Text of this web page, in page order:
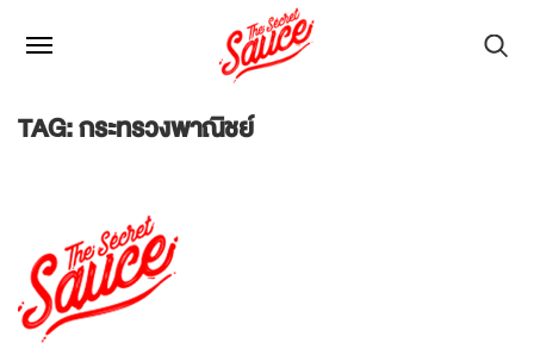
TAG: กระทรวงพาณิชย์